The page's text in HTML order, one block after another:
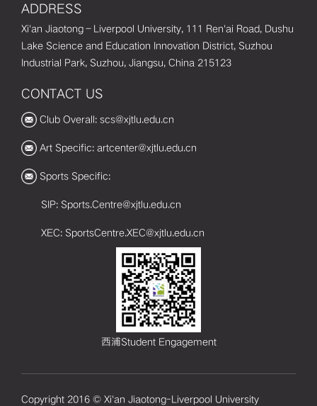
ADDRESS
Xi'an Jiaotong–Liverpool University, 111 Ren'ai Road, Dushu
Lake Science and Education Innovation District, Suzhou
Industrial Park, Suzhou, Jiangsu, China 215123
CONTACT US
Club Overall: scs@xjtlu.edu.cn
Art Specific: artcenter@xjtlu.edu.cn
Sports Specific:
SIP: Sports.Centre@xjtlu.edu.cn
XEC: SportsCentre.XEC@xjtlu.edu.cn
西浦Student Engagement
Copyright 2016 © Xi'an Jiaotong-Liverpool University